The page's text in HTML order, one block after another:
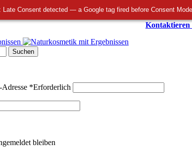
Consent detected — a Google tag fired before Consent
Kontaktieren
Suchen
*Erforderlich
bleiben